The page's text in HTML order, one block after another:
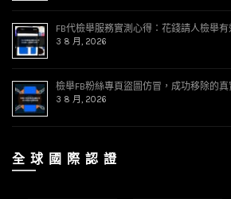
FB代檢舉服務實測心得：花錢請人檢舉有
3 8 月, 2026
檢舉FB粉絲專頁盜圖仿冒，成功移除的
3 8 月, 2026
全 球 國 際 認 證